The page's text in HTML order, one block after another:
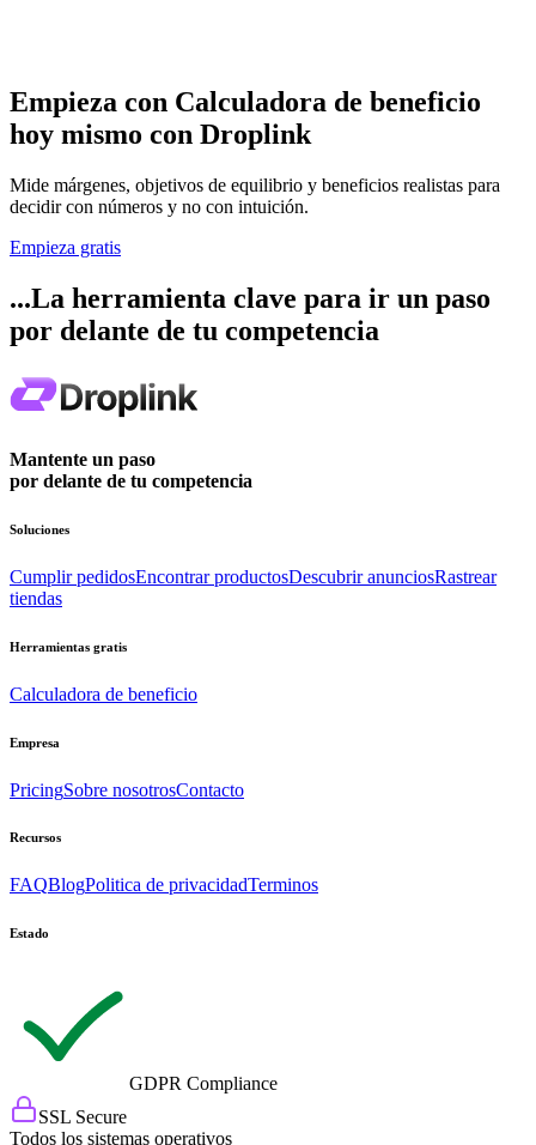
Empieza con Calculadora de beneficio
hoy mismo con Droplink
Mide márgenes, objetivos de equilibrio y beneficios realistas para
decidir con números y no con intuición.
Empieza gratis
...La herramienta clave para ir un paso
por delante de tu competencia
Mantente un paso
por delante de tu competencia
Soluciones
Cumplir pedidosEncontrar productosDescubrir anunciosRastrear
tiendas
Herramientas gratis
Calculadora de beneficio
Empresa
PricingSobre nosotrosContacto
Recursos
FAQBlogPolitica de privacidadTerminos
Estado
GDPR Compliance
SSL Secure
Todos los sistemas operativos